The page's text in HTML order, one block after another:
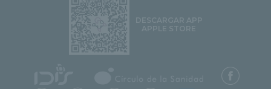
DESCARGAR APP
APPLE STORE